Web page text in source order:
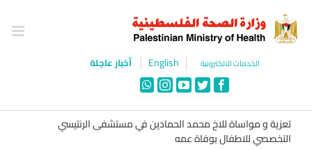
content
الخدمات الالكترونية English أخبار عاجلة
Facebook
Twitter
YouTube
Instagram
WhatsApp
تعزية و مواساة للاخ محمد الحمادين في مستشفى الرنتيسي
التخصصي للاطفال بوفاة عمه